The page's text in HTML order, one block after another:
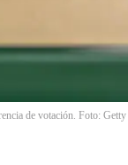
de votación. Foto: Getty